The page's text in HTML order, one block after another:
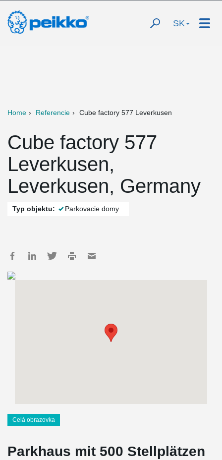
SK
Home Referencie Cube factory 577 Leverkusen
Cube factory 577
Leverkusen,
Leverkusen, Germany
Typ objektu: Parkovacie domy
Celá obrazovka
Parkhaus mit 500 Stellplätzen